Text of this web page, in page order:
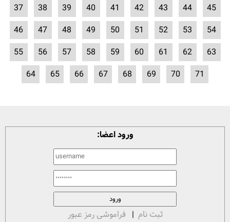
37
38 39 40 41 42 43 44
45
46
47 48 49 50 51 52 53
54
55
56 57 58 59 60 61 62
63
64
65 66 67 68 69 70 71
ورود اعضا:
ثبت نام | فراموشی رمز عبور